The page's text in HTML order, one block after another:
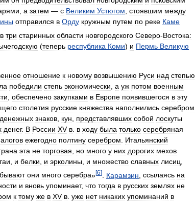
а затем — с Великим Устюгом стоявшим между
отправился в Орду кружным путем по реке Каме
три старинных области новгородского Северо-Востока:
(теперь республика Коми) и Пермь Великую
отношение к новому возвышению Руси над степью
победили степь экономически а уж потом военным
обеспечено закупками в Европе появившегося в эту
столетия русские княжества наполнились серебром
денежных знаков кун представлявших собой лоскуты
денег. В России XV в в ходу была только серебряная
ежегодно полтину серебром
Итальянский
эта не торговая но много у них дорогих мехов
и белки и эрколины и множество славных лисиц
они много серебра»[6] Карамзин ссылаясь на
и вновь упоминает, что тогда в русских землях не
к тому же в XV в. уже нет никаких упоминаний в